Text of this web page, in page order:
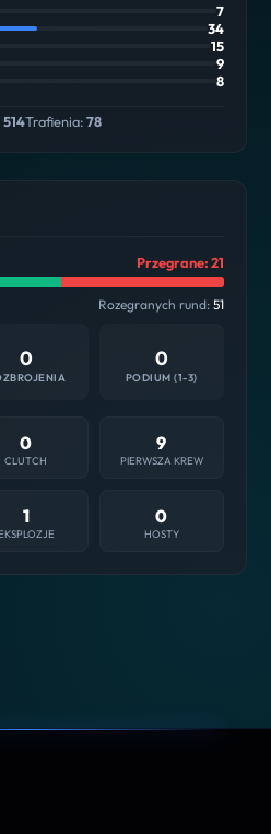
7
34
15
9
8
514Trafienia:78
Przegrane: 21
Rozegranych rund: 51
0 0
PODIUM (1-3)
0
CLUTCH
9
PIERWSZA KREW
1 0
HOSTY